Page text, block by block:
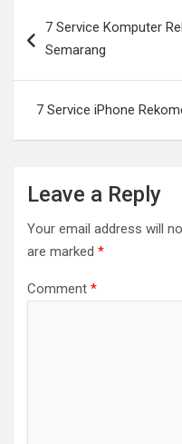
navigation
7 Service Komputer
Semarang
7 Service iPhone
Leave a Reply
Your email address will
are marked *
Comment *